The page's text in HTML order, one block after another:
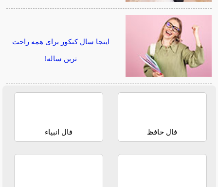
اینجا سال کنکور برای همه راحت
ترین ساله!
فال حافظ فال انبیاء